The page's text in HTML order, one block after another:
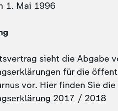
1. Mai 1996
sieht die Abgabe
für die
vor. Hier finden Sie
2017 / 2018